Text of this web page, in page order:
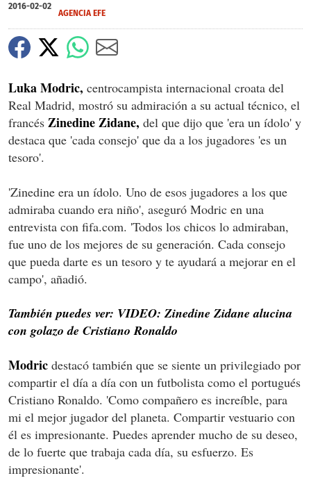
2016-02-02
AGENCIA EFE
Luka Modric, centrocampista internacional croata del
Real Madrid, mostró su admiración a su actual técnico, el
francés Zinedine Zidane, del que dijo que 'era un ídolo' y
destaca que 'cada consejo' que da a los jugadores 'es un
tesoro'.
'Zinedine era un ídolo. Uno de esos jugadores a los que
admiraba cuando era niño', aseguró Modric en una
entrevista con fifa.com. 'Todos los chicos lo admiraban,
fue uno de los mejores de su generación. Cada consejo
que pueda darte es un tesoro y te ayudará a mejorar en el
campo', añadió.
También puedes ver: VIDEO: Zinedine Zidane alucina
con golazo de Cristiano Ronaldo
Modric destacó también que se siente un privilegiado por
compartir el día a día con un futbolista como el portugués
Cristiano Ronaldo. 'Como compañero es increíble, para
mi el mejor jugador del planeta. Compartir vestuario con
él es impresionante. Puedes aprender mucho de su deseo,
de lo fuerte que trabaja cada día, su esfuerzo. Es
impresionante'.